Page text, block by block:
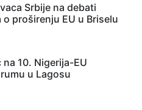
Srbije na debati
proširenju EU u Briselu
10. Nigerija-EU
u Lagosu